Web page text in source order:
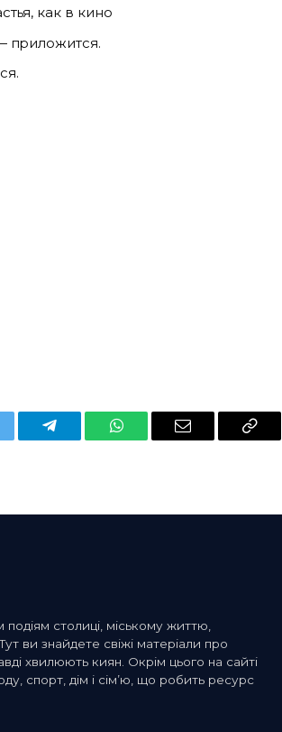
как в кино
приложится.
Telegram WhatsAppEmail
Copy
столиці, міському життю,
ви знайдете свіжі матеріали про
хвилюють киян. Окрім цього на сайті
спорт, дім і сім’ю, що робить ресурс